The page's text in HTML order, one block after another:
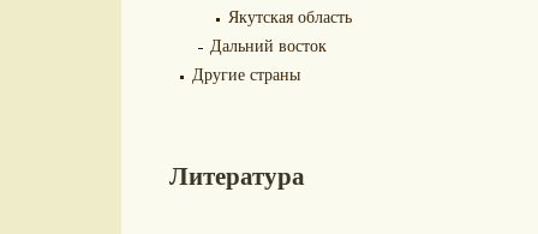
Якутская область
Дальний восток
Другие страны
Литература